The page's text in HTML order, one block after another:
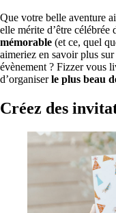
Que votre belle aventure
elle mérite d’être
mémorable (et ce, quel
aimeriez en savoir plus
évènement ? Fizzer vous
d’organiserle plus beau
Créez des